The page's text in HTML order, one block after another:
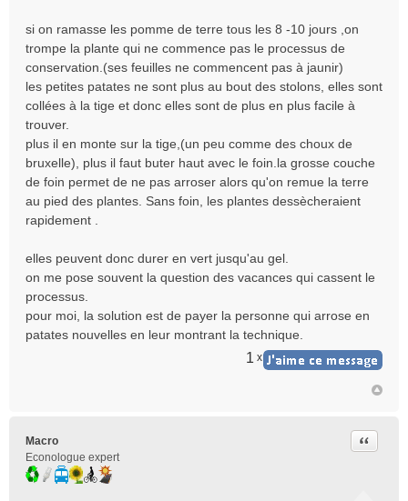
si on ramasse les pomme de terre tous les 8 -10 jours ,on
trompe la plante qui ne commence pas le processus de
conservation.(ses feuilles ne commencent pas à jaunir)
les petites patates ne sont plus au bout des stolons, elles sont
collées à la tige et donc elles sont de plus en plus facile à
trouver.
plus il en monte sur la tige,(un peu comme des choux de
bruxelle), plus il faut buter haut avec le foin.la grosse couche
de foin permet de ne pas arroser alors qu'on remue la terre
au pied des plantes. Sans foin, les plantes dessècheraient
rapidement .
elles peuvent donc durer en vert jusqu'au gel.
on me pose souvent la question des vacances qui cassent le
processus.
pour moi, la solution est de payer la personne qui arrose en
patates nouvelles en leur montrant la technique.
1 x
Macro
Econologue expert
Citer